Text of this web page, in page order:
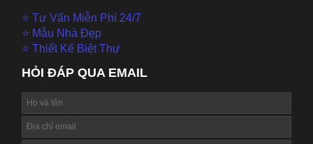
⭐ Tư Vấn Miễn Phí 24/7
⭐ Mẫu Nhà Đẹp
⭐ Thiết Kế Biệt Thự
HỎI ĐÁP QUA EMAIL